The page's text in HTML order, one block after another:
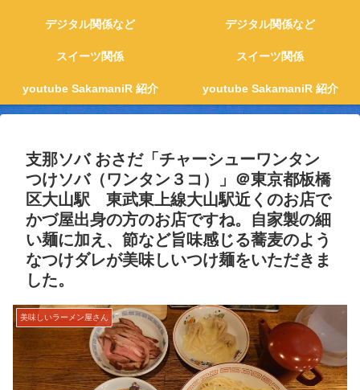
デジタル関係など デジタル関係など
スイーツ関係 スイーツ関係
youtube SakamaniR 紹介 youtube SakamaniR 紹介
支那ソバ おさだ「チャーシューワンタン
つけソバ（ワンタン３コ）」＠東京都板橋
区大山駅 東武東上線大山駅近くのお店で
かづ屋出身の方のお店ですね。自家製の細
い麺に加え、節など旨味感じる蕎麦のよう
なつけダレが美味しいつけ麺をいただきま
した。
美味しいラーメン屋さん